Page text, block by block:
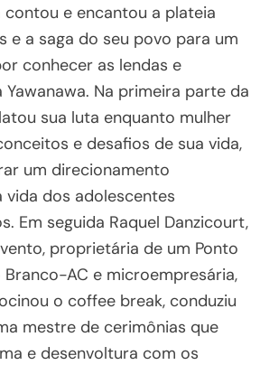
contou e encantou a plateia
e a saga do seu povo para um
conhecer as lendas e
Na primeira parte da
sua luta enquanto mulher
e desafios de sua vida,
um direcionamento
dos adolescentes
Em seguida Raquel Danzicourt,
proprietária de um Ponto
Branco-AC e microempresária,
o coffee break, conduziu
mestre de cerimônias que
e desenvoltura com os